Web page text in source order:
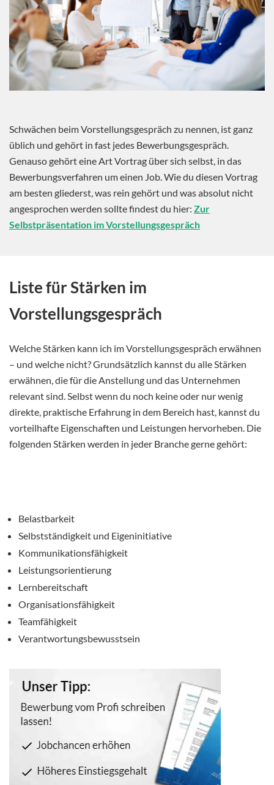
Schwächen beim Vorstellungsgespräch zu nennen, ist ganz
üblich und gehört in fast jedes Bewerbungsgespräch.
Genauso gehört eine Art Vortrag über sich selbst, in das
Bewerbungsverfahren um einen Job. Wie du diesen Vortrag
am besten gliederst, was rein gehört und was absolut nicht
angesprochen werden sollte findest du hier: Zur
Selbstpräsentation im Vorstellungsgespräch
Liste für Stärken im
Vorstellungsgespräch
Welche Stärken kann ich im Vorstellungsgespräch erwähnen
– und welche nicht? Grundsätzlich kannst du alle Stärken
erwähnen, die für die Anstellung und das Unternehmen
relevant sind. Selbst wenn du noch keine oder nur wenig
direkte, praktische Erfahrung in dem Bereich hast, kannst du
vorteilhafte Eigenschaften und Leistungen hervorheben. Die
folgenden Stärken werden in jeder Branche gerne gehört:
Belastbarkeit
Selbstständigkeit und Eigeninitiative
Kommunikationsfähigkeit
Leistungsorientierung
Lernbereitschaft
Organisationsfähigkeit
Teamfähigkeit
Verantwortungsbewusstsein